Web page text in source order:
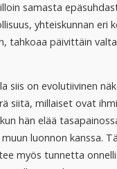
samasta
yhteiskunnan eri
tahkoaa päivittäin
siis on evolutiivinen
siitä, millaiset ovat
hän elää
luonnon kanssa.
myös tunnetta